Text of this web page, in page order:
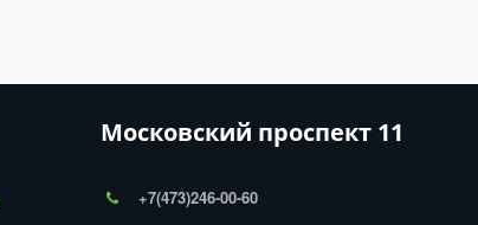
Московский проспект 11
+7(473)246-00-60